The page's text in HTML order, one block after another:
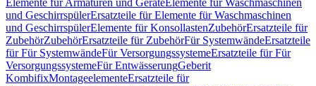
Elemente für Armaturen und GeräteElemente für Waschmaschinen
und GeschirrspülerErsatzteile für Elemente für Waschmaschinen
und GeschirrspülerElemente für KonsollastenZubehörErsatzteile für
ZubehörZubehörErsatzteile für ZubehörFür SystemwändeErsatzteile
für Für SystemwändeFür VersorgungssystemeErsatzteile für Für
VersorgungssystemeFür EntwässerungGeberit
KombifixMontageelementeErsatzteile für